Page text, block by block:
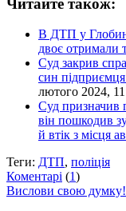
В ДТП у
двоє отримали
Суд закрив
син
лютого 2024,
Суд призначив
він пошкодив
й втік з місця
Теги: ДТП, поліція
Коментарі (1)
Вислови свою думку!